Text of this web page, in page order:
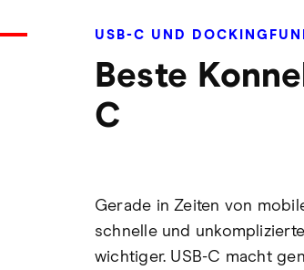
USB-C UND
Beste
C
Gerade in Zeiten von
schnelle und
wichtiger. USB-C macht